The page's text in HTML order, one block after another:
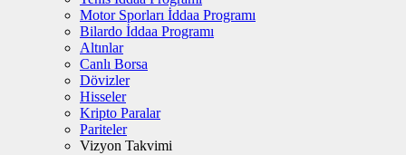
Motor Sporları İddaa Programı
Bilardo İddaa Programı
Altınlar
Canlı Borsa
Dövizler
Hisseler
Kripto Paralar
Pariteler
Vizyon Takvimi